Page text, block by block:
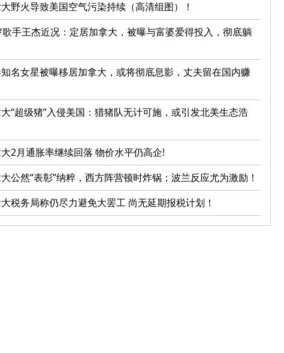
野火导致美国空气污染持续（高清组图）！
歌手王杰近况：定居加拿大，被曝与富婆爱得投入，彻底躺
名女星被曝移居加拿大，或将彻底息影，丈夫留在国内赚
“超级猪”入侵美国：猎猪队无计可施，或引发北美生态浩
2月通胀率继续回落 物价水平仍高企!
公然“表彰”纳粹，西方阵营顿时炸锅；波兰反应尤为激励！
税务局称仍尽力避免大罢工 尚无延期报税计划！